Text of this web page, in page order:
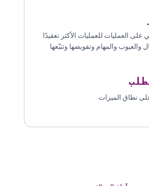
على العمليات للعمليات الأكثر تعقيدًا:
والعيوب والمهام وتفويضها وتتبّعها
نطاق الميزات